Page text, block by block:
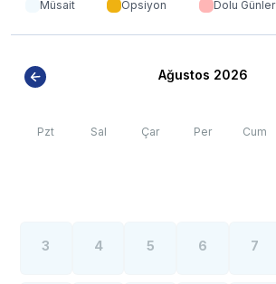
Müsait Opsiyon Dolu Günler
Ağustos 2026
Pzt Sal Çar Per Cum
3 4 5 6 7